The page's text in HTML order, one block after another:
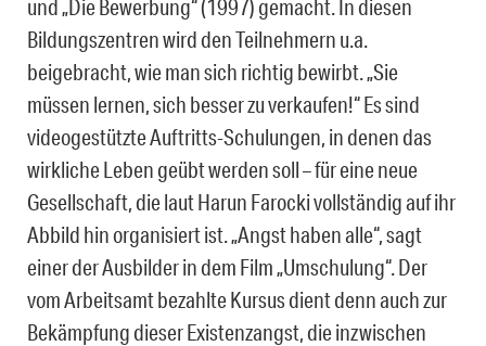
und „Die Bewerbung“ (1997) gemacht. In diesen
Bildungszentren wird den Teilnehmern u.a.
beigebracht, wie man sich richtig bewirbt. „Sie
müssen lernen, sich besser zu verkaufen!“ Es sind
videogestützte Auftritts-Schulungen, in denen das
wirkliche Leben geübt werden soll – für eine neue
Gesellschaft, die laut Harun Farocki vollständig auf ihr
Abbild hin organisiert ist. „Angst haben alle“, sagt
einer der Ausbilder in dem Film „Umschulung“. Der
vom Arbeitsamt bezahlte Kursus dient denn auch zur
Bekämpfung dieser Existenzangst, die inzwischen